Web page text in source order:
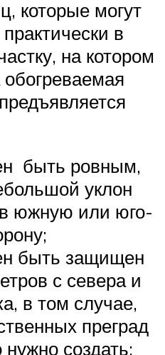
которые могут
в
на котором
быть ровным,
уклон
южную или юго-
быть защищен
с севера и
в том случае,
преград
создать;